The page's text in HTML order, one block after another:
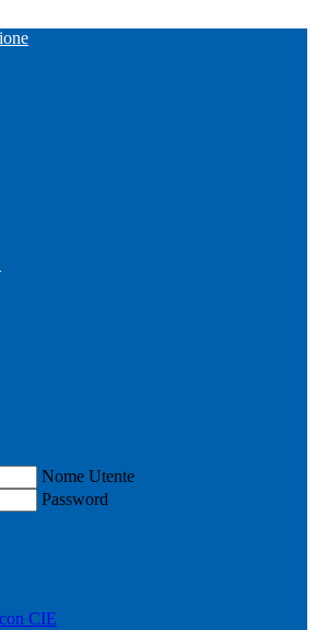
Nome Utente
Password
CIE